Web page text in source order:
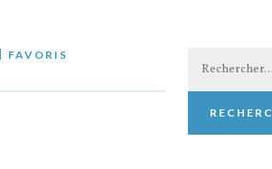
FAVORIS